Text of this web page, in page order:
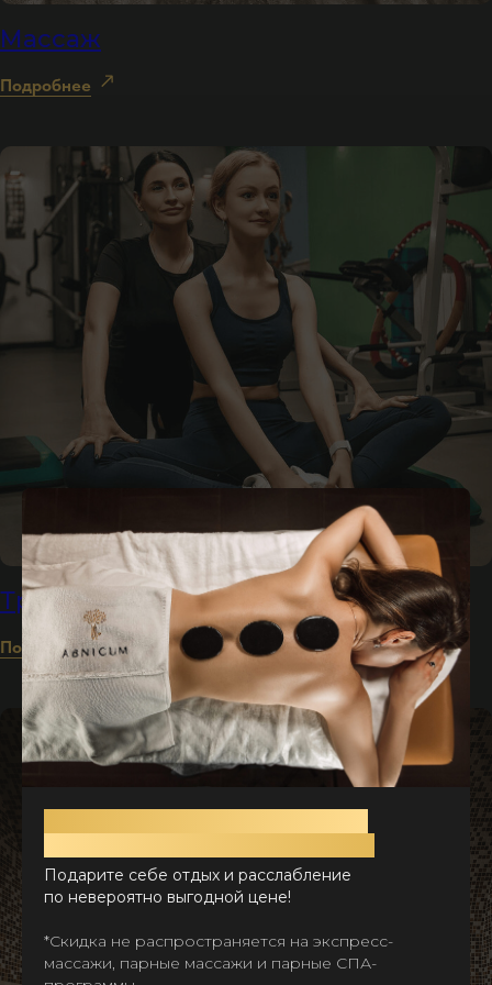
Массаж
Подробнее
Тренажерный зал
Подробнее
Больше
отзывов
Отзывы
Подарите себе отдых и расслабление
по невероятно выгодной цене!
*Скидка не распространяется на экспресс-
массажи, парные массажи и парные СПА-